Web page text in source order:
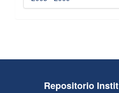
Repositorio